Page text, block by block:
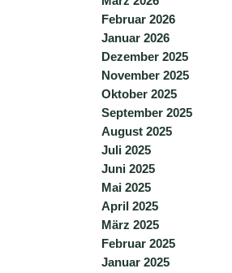
Februar 2026
Januar 2026
Dezember 2025
November 2025
Oktober 2025
September 2025
August 2025
Juli 2025
Juni 2025
Mai 2025
April 2025
März 2025
Februar 2025
Januar 2025